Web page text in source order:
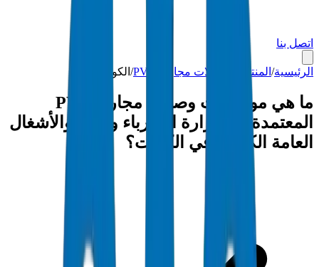
اتصل بنا
الرئيسية/ المنتجات وصلات مجاري PVC / الكويت
ما هي مواصفات وصلات مجاري PVC
المعتمدة من وزارة الكهرباء والماء والأشغال
العامة الكويتية في الكويت؟